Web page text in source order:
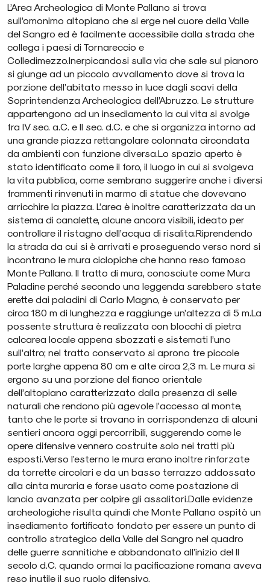
L’Area Archeologica di Monte Pallano si trova
sull’omonimo altopiano che si erge nel cuore della Valle
del Sangro ed è facilmente accessibile dalla strada che
collega i paesi di Tornareccio e
Colledimezzo.Inerpicandosi sulla via che sale sul pianoro
si giunge ad un piccolo avvallamento dove si trova la
porzione dell’abitato messo in luce dagli scavi della
Soprintendenza Archeologica dell’Abruzzo. Le strutture
appartengono ad un insediamento la cui vita si svolge
fra IV sec. a.C. e II sec. d.C. e che si organizza intorno ad
una grande piazza rettangolare colonnata circondata
da ambienti con funzione diversa.Lo spazio aperto è
stato identificato come il foro, il luogo in cui si svolgeva
la vita pubblica, come sembrano suggerire anche i diversi
frammenti rinvenuti in marmo di statue che dovevano
arricchire la piazza. L’area è inoltre caratterizzata da un
sistema di canalette, alcune ancora visibili, ideato per
controllare il ristagno dell’acqua di risalita.Riprendendo
la strada da cui si è arrivati e proseguendo verso nord si
incontrano le mura ciclopiche che hanno reso famoso
Monte Pallano. Il tratto di mura, conosciute come Mura
Paladine perché secondo una leggenda sarebbero state
erette dai paladini di Carlo Magno, è conservato per
circa 180 m di lunghezza e raggiunge un’altezza di 5 m.La
possente struttura è realizzata con blocchi di pietra
calcarea locale appena sbozzati e sistemati l’uno
sull’altro; nel tratto conservato si aprono tre piccole
porte larghe appena 80 cm e alte circa 2,3 m. Le mura si
ergono su una porzione del fianco orientale
dell’altopiano caratterizzato dalla presenza di selle
naturali che rendono più agevole l’accesso al monte,
tanto che le porte si trovano in corrispondenza di alcuni
sentieri ancora oggi percorribili, suggerendo come le
opere difensive vennero costruite solo nei tratti più
esposti.Verso l’esterno le mura erano inoltre rinforzate
da torrette circolari e da un basso terrazzo addossato
alla cinta muraria e forse usato come postazione di
lancio avanzata per colpire gli assalitori.Dalle evidenze
archeologiche risulta quindi che Monte Pallano ospitò un
insediamento fortificato fondato per essere un punto di
controllo strategico della Valle del Sangro nel quadro
delle guerre sannitiche e abbandonato all’inizio del II
secolo d.C. quando ormai la pacificazione romana aveva
reso inutile il suo ruolo difensivo.